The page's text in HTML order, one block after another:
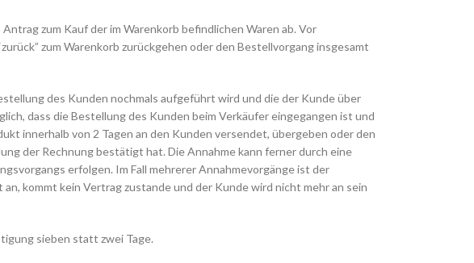
zum Kauf der im Warenkorb befindlichen Waren ab. Vor
zum Warenkorb zurückgehen oder den Bestellvorgang insgesamt
des Kunden nochmals aufgeführt wird und die der Kunde über
dass die Bestellung des Kunden beim Verkäufer eingegangen ist und
innerhalb von 2 Tagen an den Kunden versendet, übergeben oder den
der Rechnung bestätigt hat. Die Annahme kann ferner durch eine
erfolgen. Im Fall mehrerer Annahmevorgänge ist der
kommt kein Vertrag zustande und der Kunde wird nicht mehr an sein
sieben statt zwei Tage.